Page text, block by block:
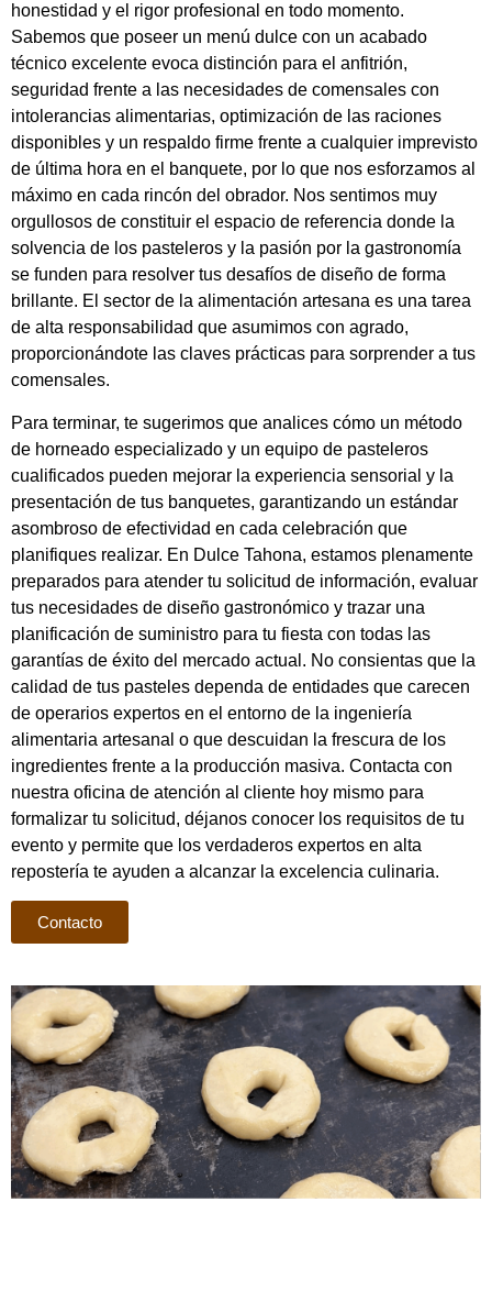
honestidad y el rigor profesional en todo momento.
Sabemos que poseer un menú dulce con un acabado
técnico excelente evoca distinción para el anfitrión,
seguridad frente a las necesidades de comensales con
intolerancias alimentarias, optimización de las raciones
disponibles y un respaldo firme frente a cualquier imprevisto
de última hora en el banquete, por lo que nos esforzamos al
máximo en cada rincón del obrador. Nos sentimos muy
orgullosos de constituir el espacio de referencia donde la
solvencia de los pasteleros y la pasión por la gastronomía
se funden para resolver tus desafíos de diseño de forma
brillante. El sector de la alimentación artesana es una tarea
de alta responsabilidad que asumimos con agrado,
proporcionándote las claves prácticas para sorprender a tus
comensales.
Para terminar, te sugerimos que analices cómo un método
de horneado especializado y un equipo de pasteleros
cualificados pueden mejorar la experiencia sensorial y la
presentación de tus banquetes, garantizando un estándar
asombroso de efectividad en cada celebración que
planifiques realizar. En Dulce Tahona, estamos plenamente
preparados para atender tu solicitud de información, evaluar
tus necesidades de diseño gastronómico y trazar una
planificación de suministro para tu fiesta con todas las
garantías de éxito del mercado actual. No consientas que la
calidad de tus pasteles dependa de entidades que carecen
de operarios expertos en el entorno de la ingeniería
alimentaria artesanal o que descuidan la frescura de los
ingredientes frente a la producción masiva. Contacta con
nuestra oficina de atención al cliente hoy mismo para
formalizar tu solicitud, déjanos conocer los requisitos de tu
evento y permite que los verdaderos expertos en alta
repostería te ayuden a alcanzar la excelencia culinaria.
Contacto